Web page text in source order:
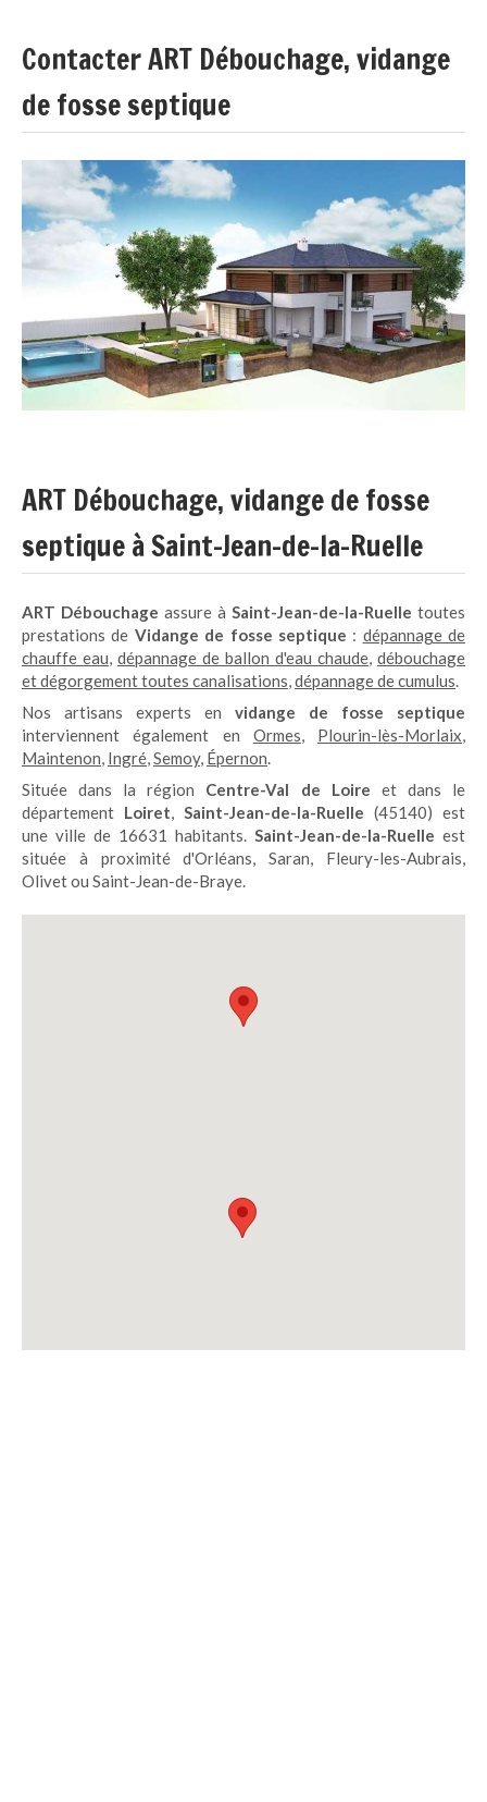
Contacter ART Débouchage, vidange
de fosse septique
ART Débouchage, vidange de fosse
septique à Saint-Jean-de-la-Ruelle
ART Débouchage assure à Saint-Jean-de-la-Ruelle toutes
prestations de Vidange de fosse septique : dépannage de
chauffe eau, dépannage de ballon d'eau chaude, débouchage
et dégorgement toutes canalisations,dépannage de cumulus.
Nos artisans experts en vidange de fosse septique
interviennent également en Ormes, Plourin-lès-Morlaix,
Maintenon, Ingré,Semoy, Épernon.
Située dans la région Centre-Val de Loire et dans le
département Loiret, Saint-Jean-de-la-Ruelle (45140) est
une ville de 16631 habitants. Saint-Jean-de-la-Ruelle est
située à proximité d'Orléans, Saran, Fleury-les-Aubrais,
Olivet ou Saint-Jean-de-Braye.